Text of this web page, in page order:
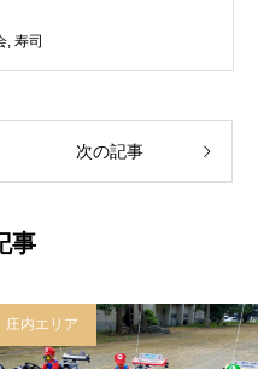
, 寿司
次の記事
事
庄内エリア